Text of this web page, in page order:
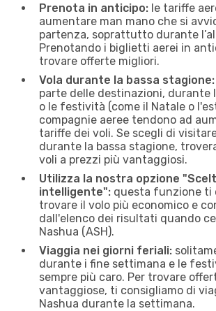
Prenota in anticipo: le tariffe
aumentare man mano che si
partenza, soprattutto durante
Prenotando i biglietti aerei in
trovare offerte migliori.
Vola durante la bassa stagione:
parte delle destinazioni, durante
o le festività (come il Natale o
compagnie aeree tendono ad
tariffe dei voli. Se scegli di
durante la bassa stagione,
voli a prezzi più vantaggiosi.
Utilizza la nostra opzione
intelligente": questa funzione ti
trovare il volo più economico e
dall'elenco dei risultati quando
Nashua (ASH).
Viaggia nei giorni feriali:
durante i fine settimana e le
sempre più caro. Per trovare
vantaggiose, ti consigliamo di
Nashua durante la settimana.